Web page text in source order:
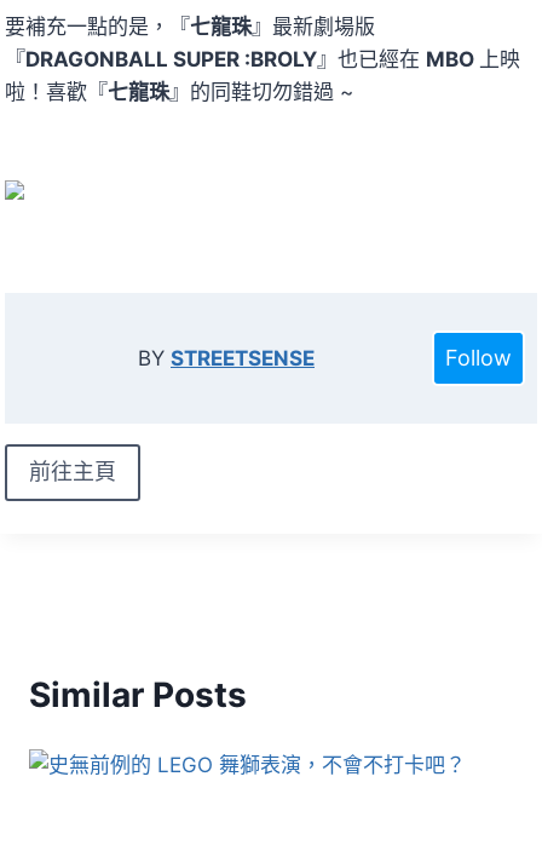
要補充一點的是，『七龍珠 』最新劇場版
『DRAGONBALL SUPER :BROLY 』也已經在 MBO 上映
啦！喜歡『七龍珠 』的同鞋切勿錯過 ~
BY STREETSENSE Follow
前往主頁
Similar Posts